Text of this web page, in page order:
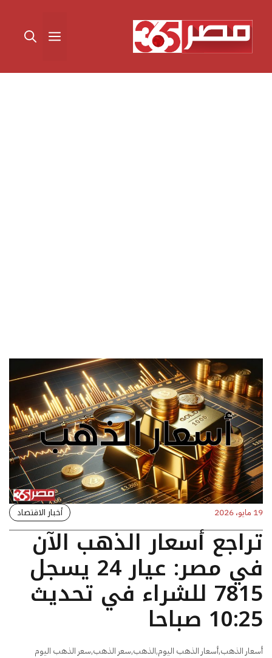
المحتوى القائمة
19 مايو، 2026 أخبار الاقتصاد
تراجع أسعار الذهب الآن
في مصر: عيار 24 يسجل
7815 للشراء في تحديث
10:25 صباحا
أسعار الذهب,أسعار الذهب اليوم,الذهب,سعر الذهب,سعر الذهب اليوم